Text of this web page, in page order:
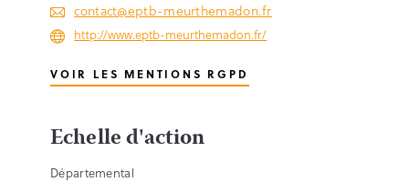
contact@eptb-meurthemadon.fr
http://www.eptb-meurthemadon.fr/
VOIR LES MENTIONS RGPD
Echelle d'action
Départemental